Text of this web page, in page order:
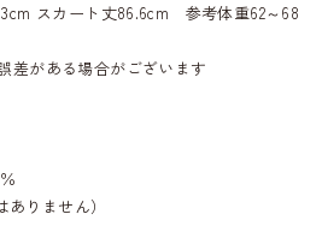
スカート丈86.6cm 参考体重62～68
差がある場合がございます
りません）